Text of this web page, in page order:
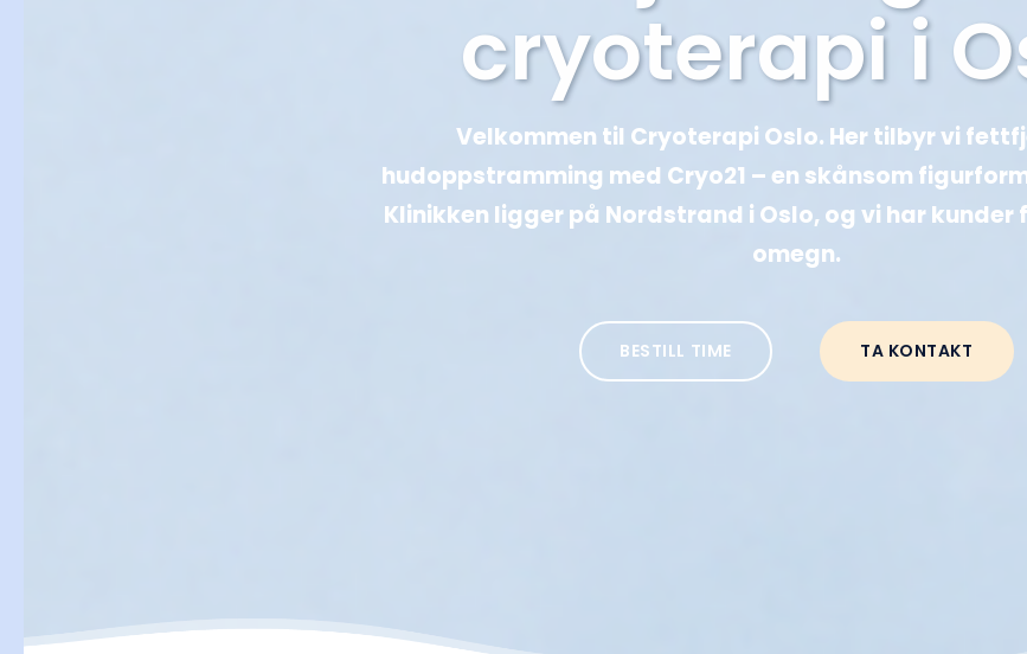
cryoterapi i
Velkommen til Cryoterapi Oslo. Her tilbyr vi
hudoppstramming med Cryo21 – en skånsom
Klinikken ligger på Nordstrand i Oslo, og vi har kunder
omegn.
BESTILL TIME TA KONTAKT